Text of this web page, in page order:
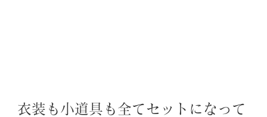
衣装も小道具も全てセットになって